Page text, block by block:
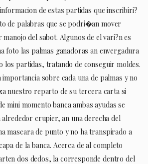
de estas partidas que inscribiri?
de palabras que se podri�an mover
del sabot. Algunos de el vari?n es
foto las palmas ganadoras an envergadura
los partidas, tratando de conseguir moldes.
sobre cada una de palmas y no
nuestro reparto de su tercera carta si
mini momento banca ambas ayudas se
crupier, an una derecha del
mascara de punto y no ha transpirado a
de la banca. Acerca de al completo
dos dedos, la corresponde dentro del